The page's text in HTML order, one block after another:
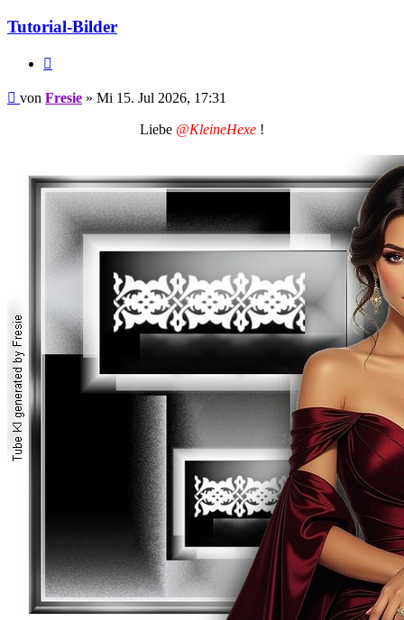
Tutorial-Bilder
Beitrag
von Fresie » Mi 15. Jul 2026, 17:31
Liebe @KleineHexe !